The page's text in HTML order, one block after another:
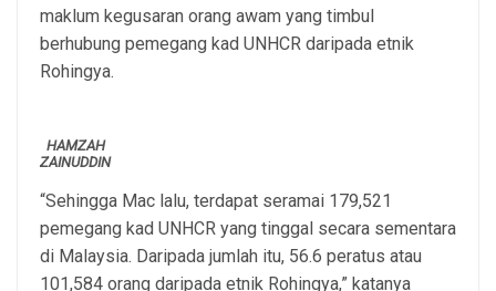
maklum kegusaran orang awam yang timbul
berhubung pemegang kad UNHCR daripada etnik
Rohingya.
HAMZAH
ZAINUDDIN
“Sehingga Mac lalu, terdapat seramai 179,521
pemegang kad UNHCR yang tinggal secara sementara
di Malaysia. Daripada jumlah itu, 56.6 peratus atau
101,584 orang daripada etnik Rohingya,” katanya